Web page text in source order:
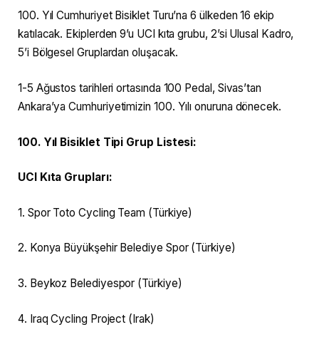
100. Yıl Cumhuriyet Bisiklet Turu’na 6 ülkeden 16 ekip
katılacak. Ekiplerden 9’u UCI kıta grubu, 2’si Ulusal Kadro,
5’i Bölgesel Gruplardan oluşacak.
1-5 Ağustos tarihleri ortasında 100 Pedal, Sivas’tan
Ankara’ya Cumhuriyetimizin 100. Yılı onuruna dönecek.
100. Yıl Bisiklet Tipi Grup Listesi:
UCI Kıta Grupları:
1. Spor Toto Cycling Team (Türkiye)
2. Konya Büyükşehir Belediye Spor (Türkiye)
3. Beykoz Belediyespor (Türkiye)
4. Iraq Cycling Project (Irak)